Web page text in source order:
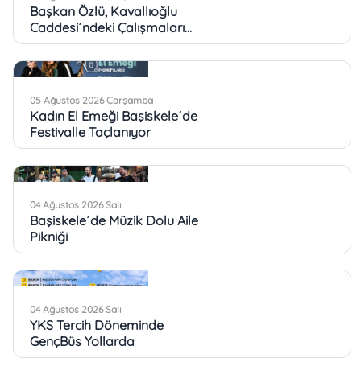
05 Ağustos 2026 Çarşamba
Kadın El Emeği Başiskele´de
Festivalle Taçlanıyor
04 Ağustos 2026 Salı
Başiskele´de Müzik Dolu Aile
Pikniği
04 Ağustos 2026 Salı
YKS Tercih Döneminde
GençBüs Yollarda
03 Ağustos 2026 Pazartesi